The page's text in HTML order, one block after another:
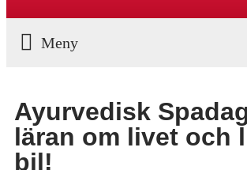
Ayurvedisk
läran om livet och
bil!